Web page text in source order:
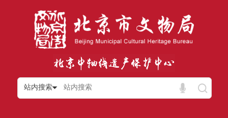
站内搜索